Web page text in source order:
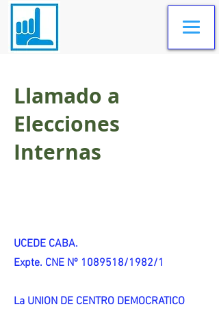
Llamado a
Elecciones
Internas
UCEDE CABA.
Expte. CNE Nº 1089518/1982/1
La UNION DE CENTRO DEMOCRATICO